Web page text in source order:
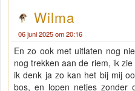
Wilma
06 juni 2025 om 20:16
En zo ook met uitlaten nog
nog trekken aan de riem, ik
ik denk ja zo kan het bij mij
bos, en lopen netjes zonder